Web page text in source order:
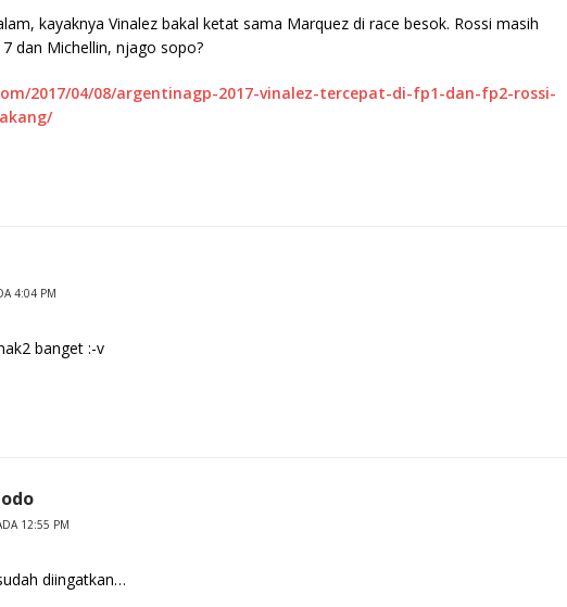
kayaknya Vinalez bakal ketat sama Marquez di race besok. Rossi masih
dan Michellin, njago sopo?
2017/04/08/argentinagp-2017-vinalez-tercepat-di-fp1-dan-fp2-rossi-
4:04 PM
banget :-v
12:55 PM
diingatkan…